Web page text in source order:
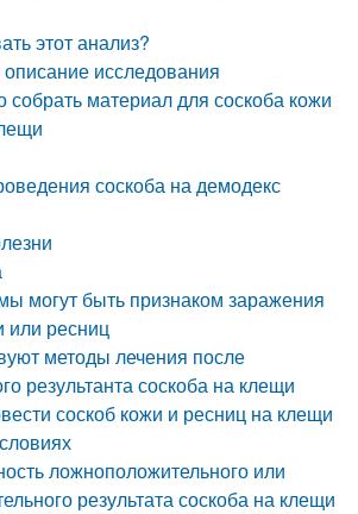
этот анализ?
исследования
собрать материал для соскоба кожи
соскоба на демодекс
могут быть признаком заражения
или ресниц
методы лечения после
результанта соскоба на клещи
соскоб кожи и ресниц на клещи
ложноположительного или
результата соскоба на клещи